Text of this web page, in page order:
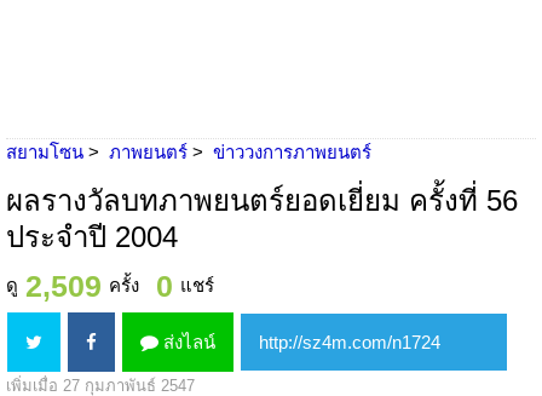
สยามโซน ภาพยนตร์ ข่าววงการภาพยนตร์
ผลรางวัลบทภาพยนตร์ยอดเยี่ยม ครั้งที่ 56
ประจำปี 2004
ดู 2,509 ครั้ง 0 แชร์
ส่งไลน์
เพิ่มเมื่อ 27 กุมภาพันธ์ 2547